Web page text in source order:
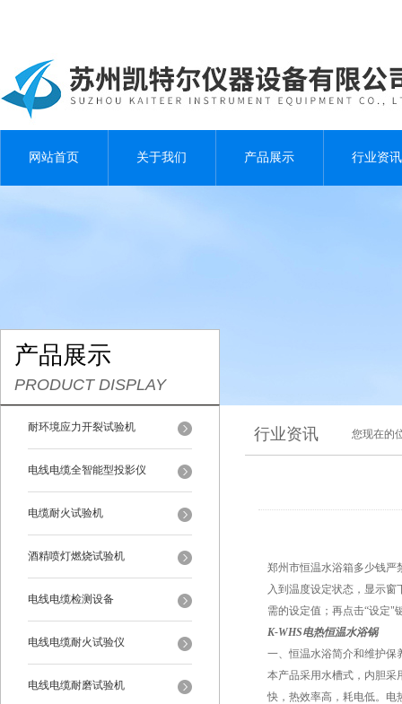
网站首页 关于我们 产品展示 行业资讯
产品展示
PRODUCT DISPLAY
耐环境应力开裂试验机
电线电缆全智能型投影仪
电缆耐火试验机
酒精喷灯燃烧试验机
电线电缆检测设备
电线电缆耐火试验仪
电线电缆耐磨试验机
行业资讯 您现在的
郑州市恒温水浴箱多少钱严
入到温度设定状态，显示
需的设定值；再点击“设定"
K-WHS电热恒温水浴锅
一、恒温水浴简介和维护保
本产品采用水槽式，内胆采
快，热效率高，耗电低。电